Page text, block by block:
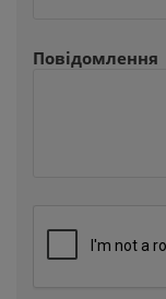
Повідомлення